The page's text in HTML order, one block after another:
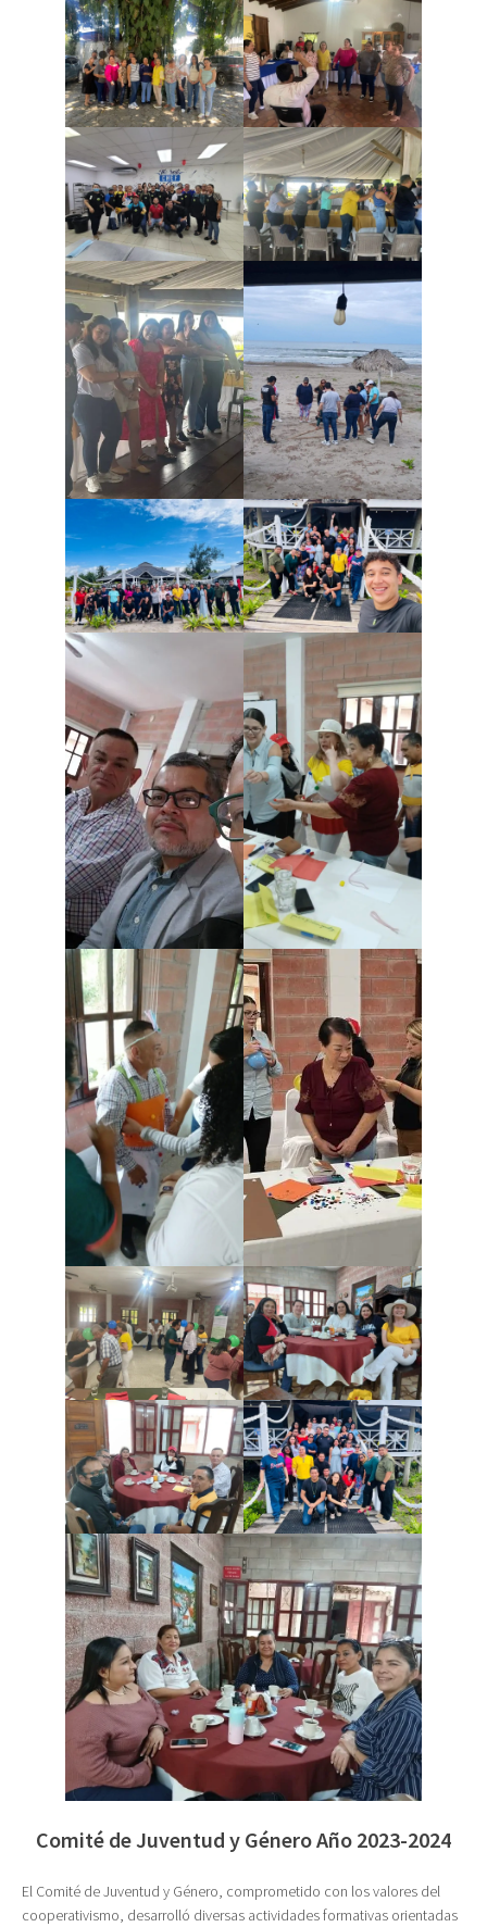
Comité de Juventud y Género Año 2023-2024
El Comité de Juventud y Género, comprometido con los valores del
cooperativismo, desarrolló diversas actividades formativas orientadas